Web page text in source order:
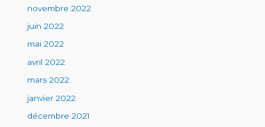
novembre 2022
juin 2022
mai 2022
avril 2022
mars 2022
janvier 2022
décembre 2021